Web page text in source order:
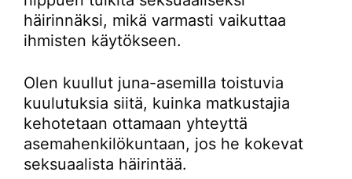
häirinnäksi, mikä varmasti vaikuttaa
ihmisten käytökseen.
Olen kuullut juna-asemilla toistuvia
kuulutuksia siitä, kuinka matkustajia
kehotetaan ottamaan yhteyttä
asemahenkilökuntaan, jos he kokevat
seksuaalista häirintää.